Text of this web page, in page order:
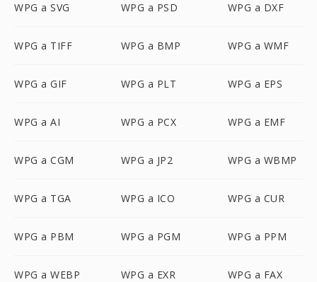
WPG a SVG WPG a PSD WPG a DXF
WPG a TIFF WPG a BMP WPG a WMF
WPG a GIF WPG a PLT WPG a EPS
WPG a AI WPG a PCX WPG a EMF
WPG a CGM WPG a JP2 WPG a WBMP
WPG a TGA WPG a ICO WPG a CUR
WPG a PBM WPG a PGM WPG a PPM
WPG a WEBP WPG a EXR WPG a FAX